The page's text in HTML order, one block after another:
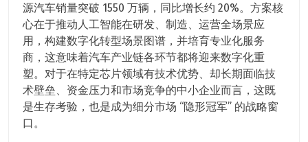
源汽车销量突破 1550 万辆，同比增长约 20%。方案核
心在于推动人工智能在研发、制造、运营全场景应
用，构建数字化转型场景图谱，并培育专业化服务
商，这意味着汽车产业链各环节都将迎来数字化重
塑。对于在特定芯片领域有技术优势、却长期面临技
术壁垒、资金压力和市场竞争的中小企业而言，这既
是生存考验，也是成为细分市场 “隐形冠军” 的战略窗
口。